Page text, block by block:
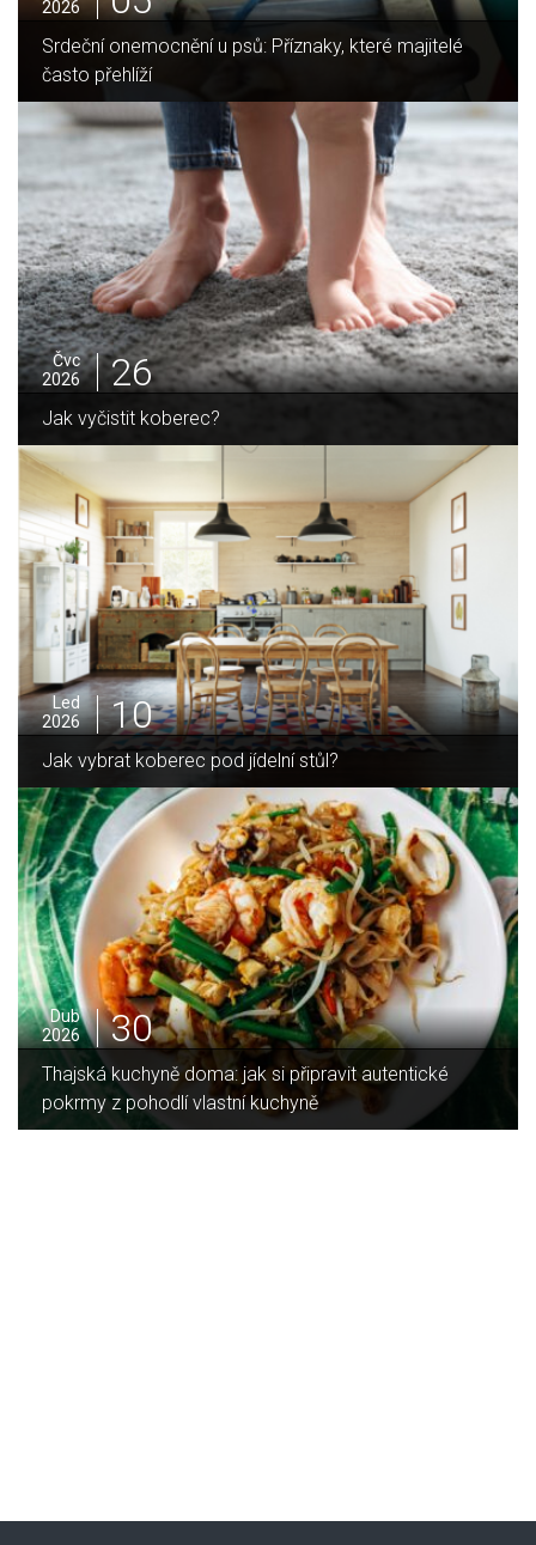
2026
Jak vybrat ideální krbovou vložku? Průvodce pro
domov
Čvc
2026
25
Jak sušit pomeranče a citrusy jednoduše
Pro
2025
05
Jak zvládnout vánoční úklid bez námahy
Led
2026
16
Jaký je rozdíl mezi indukční a sklokeramickou
deskou?